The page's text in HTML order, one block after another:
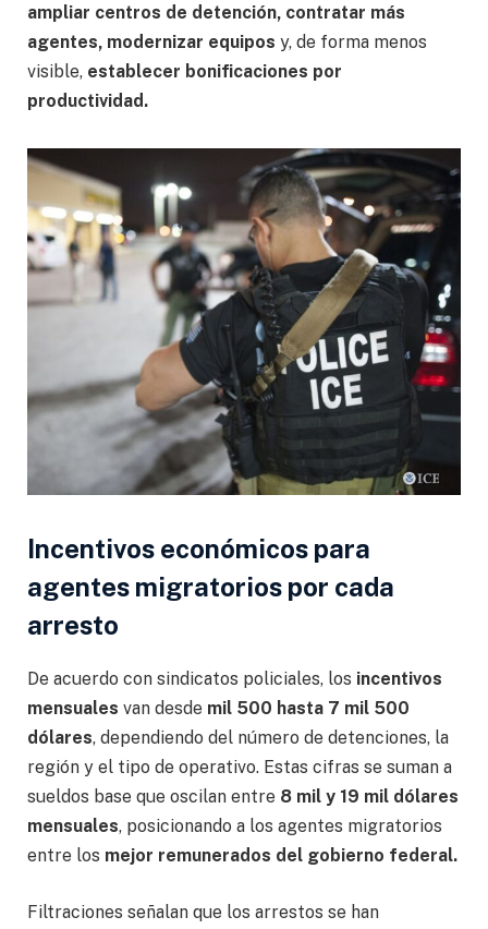
ampliar centros de detención, contratar más
agentes, modernizar equipos y, de forma menos
visible, establecer bonificaciones por
productividad.
Incentivos económicos para
agentes migratorios por cada
arresto
De acuerdo con sindicatos policiales, los incentivos
mensuales van desde mil 500 hasta 7 mil 500
dólares, dependiendo del número de detenciones, la
región y el tipo de operativo. Estas cifras se suman a
sueldos base que oscilan entre 8 mil y 19 mil dólares
mensuales, posicionando a los agentes migratorios
entre los mejor remunerados del gobierno federal.
Filtraciones señalan que los arrestos se han